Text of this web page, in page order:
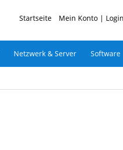
Startseite Mein Konto | Login
Netzwerk & Server Software